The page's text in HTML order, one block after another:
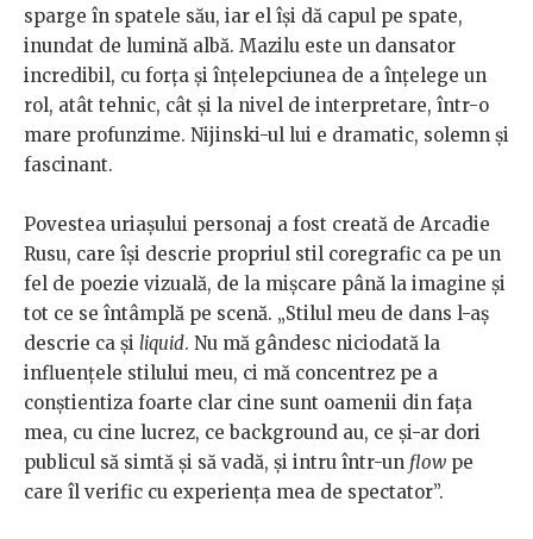
sparge în spatele său, iar el își dă capul pe spate,
inundat de lumină albă. Mazilu este un dansator
incredibil, cu forța și înțelepciunea de a înțelege un
rol, atât tehnic, cât și la nivel de interpretare, într-o
mare profunzime. Nijinski-ul lui e dramatic, solemn și
fascinant.
Povestea uriașului personaj a fost creată de Arcadie
Rusu, care își descrie propriul stil coregrafic ca pe un
fel de poezie vizuală, de la mișcare până la imagine și
tot ce se întâmplă pe scenă. „Stilul meu de dans l-aș
descrie ca și liquid. Nu mă gândesc niciodată la
influențele stilului meu, ci mă concentrez pe a
conștientiza foarte clar cine sunt oamenii din fața
mea, cu cine lucrez, ce background au, ce și-ar dori
publicul să simtă și să vadă, și intru într-un flow pe
care îl verific cu experiența mea de spectator”.